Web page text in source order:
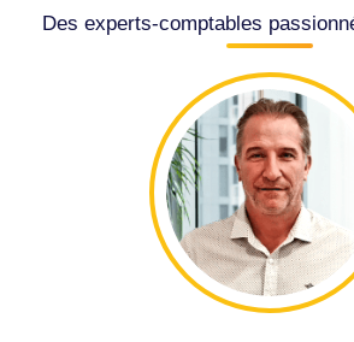
Des experts-comptables